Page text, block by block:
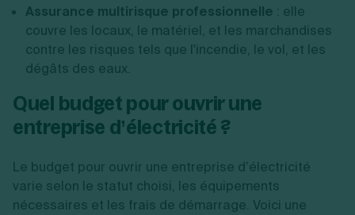
Assurance multirisque professionnelle : elle
couvre les locaux, le matériel, et les marchandises
contre les risques tels que l'incendie, le vol, et les
dégâts des eaux.
Quel budget pour ouvrir une
entreprise d’électricité ?
Le budget pour ouvrir une entreprise d’électricité
varie selon le statut choisi, les équipements
nécessaires et les frais de démarrage. Voici une